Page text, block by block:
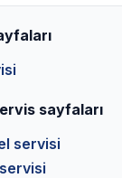
sayfaları
servisi